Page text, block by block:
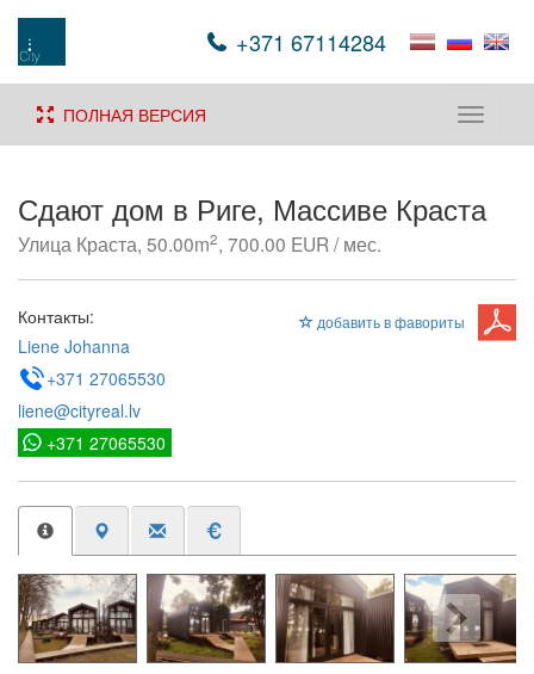
+371 67114284
Toggle
ПОЛНАЯ ВЕРСИЯ
Сдают дом в Риге, Массиве Краста
Улица Краста, 50.00m2, 700.00 EUR / мес.
добавить в фавориты
Контакты:
Liene Johanna
+371 27065530
liene@cityreal.lv
+371 27065530